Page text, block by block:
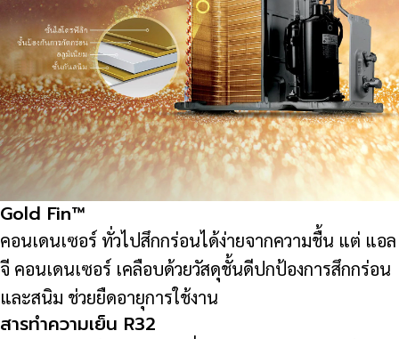
Gold Fin™
คอนเดนเซอร์ ทั่วไปสึกกร่อนได้ง่ายจากความชื้น แต่ แอล
จี คอนเดนเซอร์ เคลือบด้วยวัสดุชั้นดีปกป้องการสึกกร่อน
และสนิม ช่วยยืดอายุการใช้งาน
สารทำความเย็น R32